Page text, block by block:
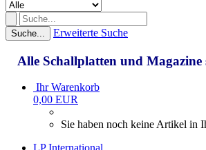
Suche... Erweiterte Suche
Alle Schallplatten und
Ihr Warenkorb
0,00 EUR
Sie haben noch keine Artikel in